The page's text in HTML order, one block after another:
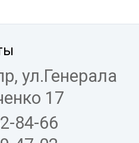
ул.Генерала
17
84-66